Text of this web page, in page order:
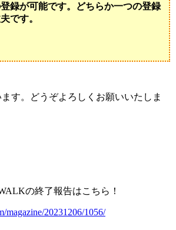
録が可能です。どちらか一つの登録
です。
す。どうぞよろしくお願いいたしま
の終了報告はこちら！
magazine/20231206/1056/